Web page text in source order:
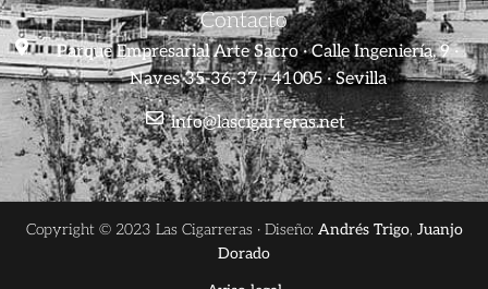
Contacto
Parque Empresarial Arte Sacro · Calle Ingeniería, 9 ·
Naves 35-36-37 · 41005 · Sevilla
info@lascigarreras.net
Copyright © 2023 Las Cigarreras · Diseño: Andrés Trigo, Juanjo
Dorado